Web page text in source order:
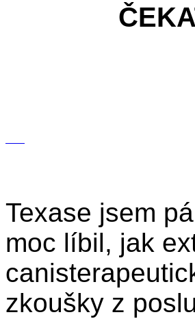
ČEKATEL
Texase jsem
moc líbil, jak
zkoušky z